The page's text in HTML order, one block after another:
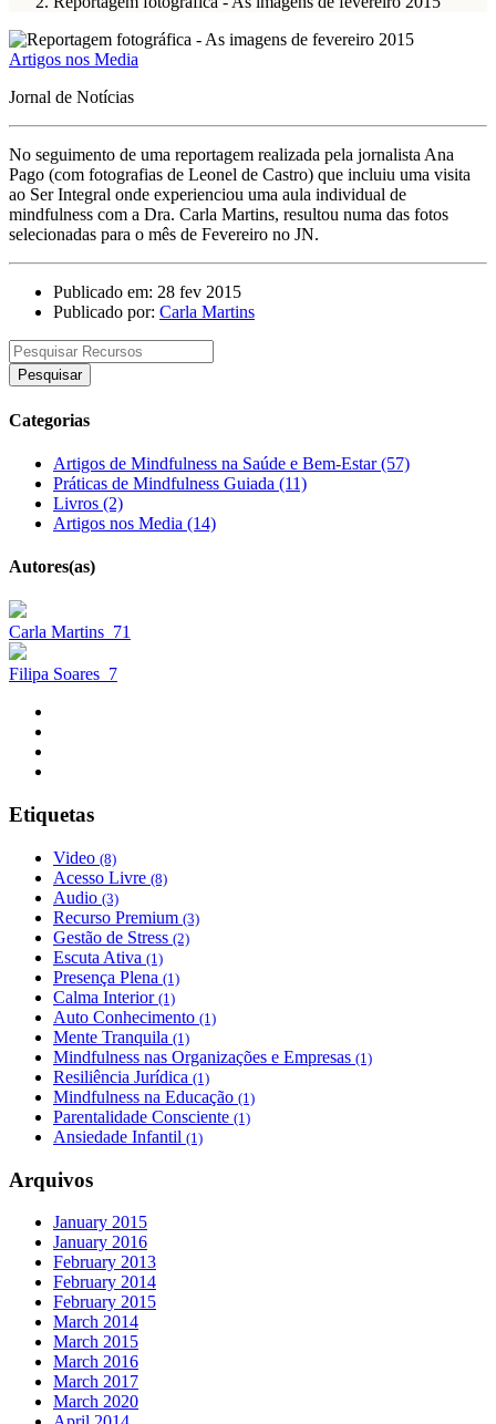
Artigos nos Media
Jornal de Notícias
No seguimento de uma reportagem realizada pela jornalista Ana
Pago (com fotografias de Leonel de Castro) que incluiu uma visita
ao Ser Integral onde experienciou uma aula individual de
mindfulness com a Dra. Carla Martins, resultou numa das fotos
selecionadas para o mês de Fevereiro no JN.
Publicado em: 28 fev 2015
Publicado por: Carla Martins
Pesquisar
Categorias
Artigos de Mindfulness na Saúde e Bem-Estar (57)
Práticas de Mindfulness Guiada (11)
Livros (2)
Artigos nos Media (14)
Autores(as)
Carla Martins 71
Filipa Soares 7
Etiquetas
Video (8)
Acesso Livre (8)
Audio (3)
Recurso Premium (3)
Gestão de Stress (2)
Escuta Ativa (1)
Presença Plena (1)
Calma Interior (1)
Auto Conhecimento (1)
Mente Tranquila (1)
Mindfulness nas Organizações e Empresas (1)
Resiliência Jurídica (1)
Mindfulness na Educação (1)
Parentalidade Consciente (1)
Ansiedade Infantil (1)
Arquivos
January 2015
January 2016
February 2013
February 2014
February 2015
March 2014
March 2015
March 2016
March 2017
March 2020